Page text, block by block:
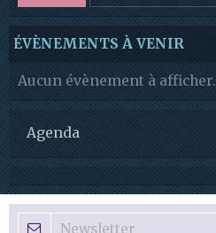
ÉVÈNEMENTS À VENIR
Aucun évènement à afficher.
Agenda